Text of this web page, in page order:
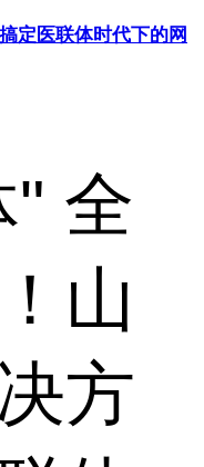
定医联体时代下的网
" 全
山
方